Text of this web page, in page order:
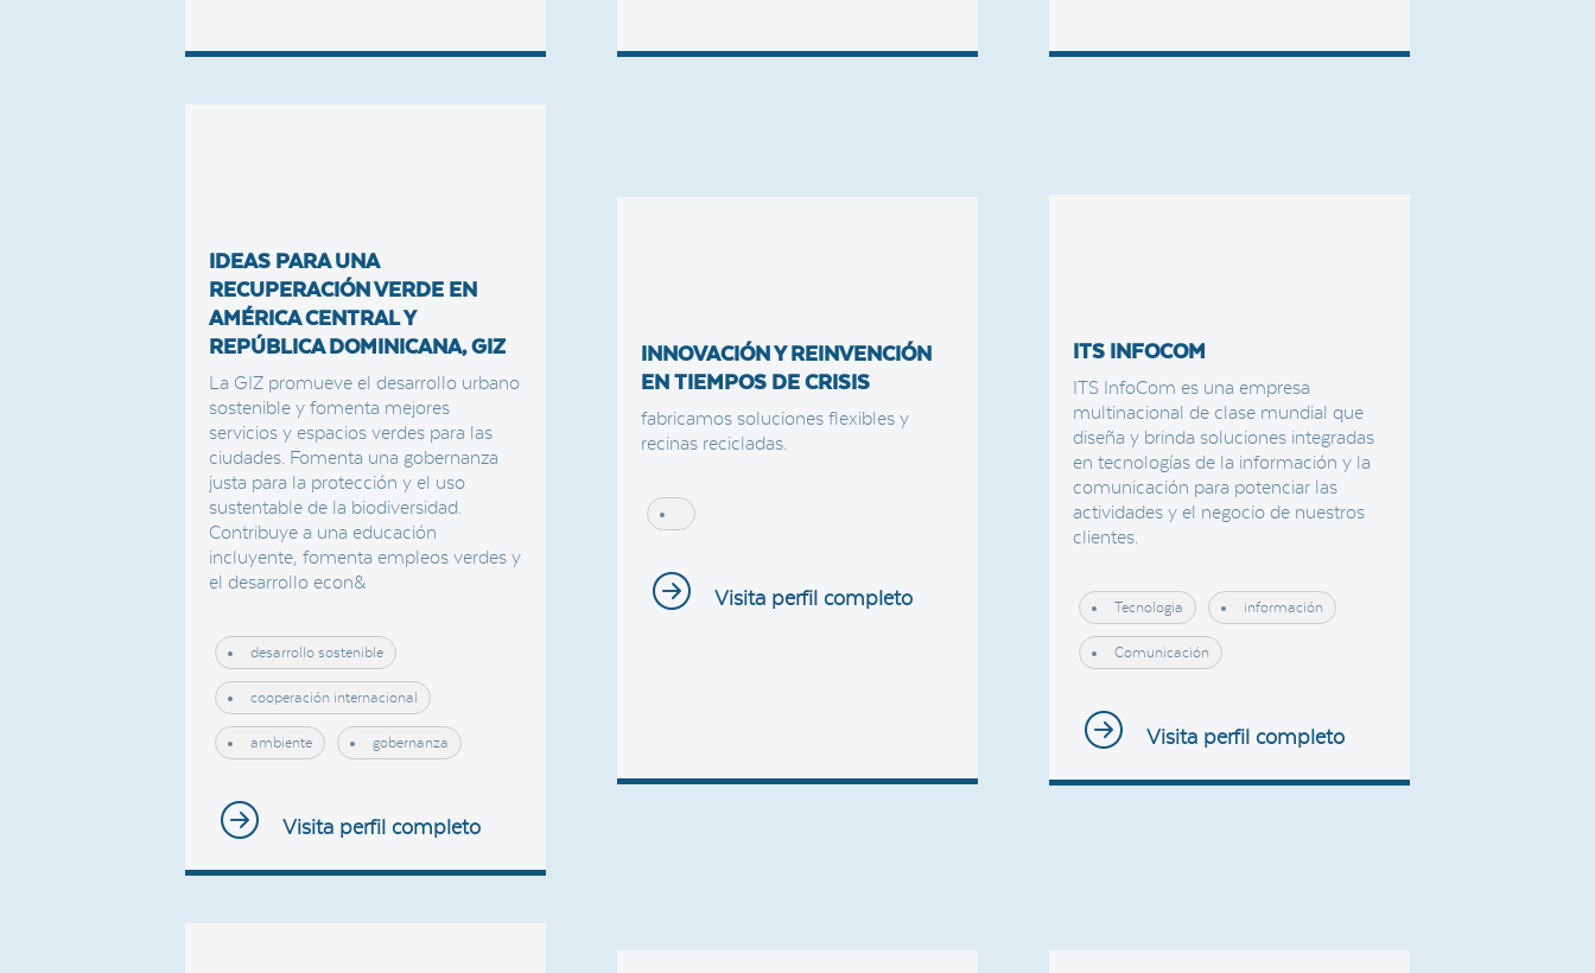
IDEAS PARA UNA
RECUPERACIÓN VERDE EN
AMÉRICA CENTRAL Y
REPÚBLICA DOMINICANA, GIZ
La GIZ promueve el desarrollo urbano
sostenible y fomenta mejores
servicios y espacios verdes para las
ciudades. Fomenta una gobernanza
justa para la protección y el uso
sustentable de la biodiversidad.
Contribuye a una educación
incluyente, fomenta empleos verdes y
el desarrollo econ&
desarrollo sostenible
cooperación internacional
ambiente gobernanza
Visita perfil completo
INNOVACIÓN Y REINVENCIÓN
EN TIEMPOS DE CRISIS
fabricamos soluciones flexibles y
recinas recicladas.
Visita perfil completo
ITS INFOCOM
ITS InfoCom es una empresa
multinacional de clase mundial que
diseña y brinda soluciones integradas
en tecnologías de la información y la
comunicación para potenciar las
actividades y el negocio de nuestros
clientes.
Tecnologia información
Comunicación
Visita perfil completo